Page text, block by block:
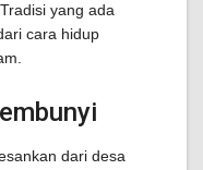
yang ada
cara hidup
dari desa